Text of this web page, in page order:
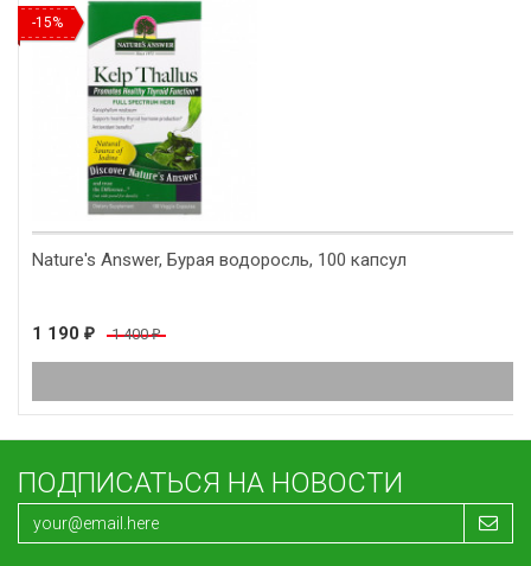
-15%
Nature's Answer, Бурая водоросль, 100 капсул
1 190 ₽ 1 400₽
ПОДПИСАТЬСЯ НА НОВОСТИ